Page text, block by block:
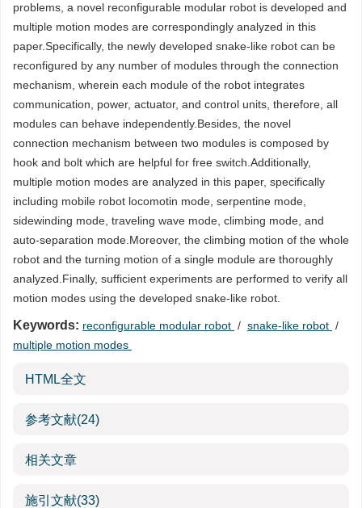
problems, a novel reconfigurable modular robot is developed and
multiple motion modes are correspondingly analyzed in this
paper.Specifically, the newly developed snake-like robot can be
reconfigured by any number of modules through the connection
mechanism, wherein each module of the robot integrates
communication, power, actuator, and control units, therefore, all
modules can behave independently.Besides, the novel
connection mechanism between two modules is composed by
hook and bolt which are helpful for free switch.Additionally,
multiple motion modes are analyzed in this paper, specifically
including mobile robot locomotin mode, serpentine mode,
sidewinding mode, traveling wave mode, climbing mode, and
auto-separation mode.Moreover, the climbing motion of the whole
robot and the turning motion of a single module are thoroughly
analyzed.Finally, sufficient experiments are performed to verify all
motion modes using the developed snake-like robot.
Keywords: reconfigurable modular robot / snake-like robot /
multiple motion modes
HTML全文
参考文献(24)
相关文章
施引文献(33)